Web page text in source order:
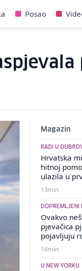
Posao
Magazin
RADI U
Hrvatska
hitnoj
ulazila u
13min
DOPREMLJENI
Ovakvo
pjevačica
pojavljuju
18min
U NEW YORKU